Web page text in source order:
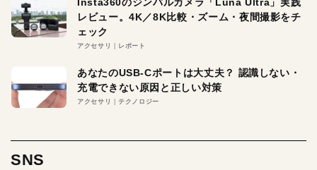
レビュー。4K／8K比較・ズーム・夜間撮影をチ
ェック
アクセサリ レポート
あなたのUSB-Cポートは大丈夫？ 認識しない・
充電できない原因と正しい対策
アクセサリ テクノロジー
SNS